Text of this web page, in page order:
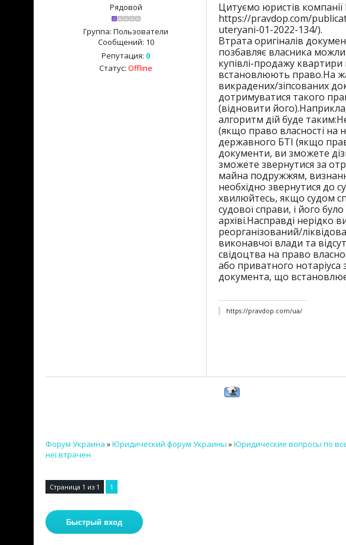
Рядовой
Группа: Пользователи
Сообщений: 10
Репутация: 0
Статус: Offline
Цитуємо юристів
https://pravdop.com/
uteryani-01-2022-134/).
Втрата оригіналів
позбавляє власника
купівлі-продажу
встановлюють право.На
викрадених/зіпсованих
дотримуватися такого
(відновити його).
алгоритм дій буде таким:
(якщо право власності на
державного БТІ (якщо
документи, ви зможете
зможете звернутися за
майна подружжям,
необхідно звернутися до
хвилюйтесь, якщо судом
судової справи, і його
архіві.Насправді нерідко
реорганізований/
виконавчої влади та
свідоцтва на право
або приватного нотаріуса
документа, що
https://pravdop.com/ua/
Форум Украина »Юридический форум Украины »Юридические вопросы по
неї втрачен
Страница 1 из 1 1